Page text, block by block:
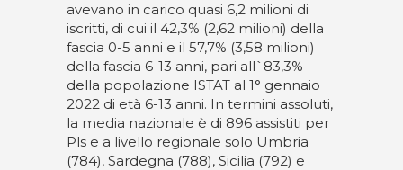
avevano in carico quasi 6,2 milioni di
iscritti, di cui il 42,3% (2,62 milioni) della
fascia 0-5 anni e il 57,7% (3,58 milioni)
della fascia 6-13 anni, pari all`83,3%
della popolazione ISTAT al 1° gennaio
2022 di età 6-13 anni. In termini assoluti,
la media nazionale è di 896 assistiti per
Pls e a livello regionale solo Umbria
(784), Sardegna (788), Sicilia (792) e